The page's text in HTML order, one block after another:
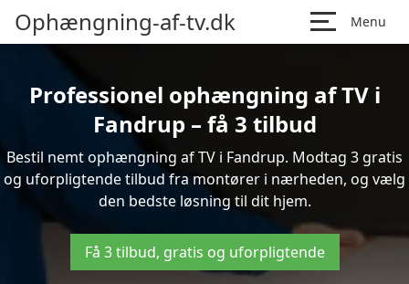
Ophængning-af-tv.dk Menu
Professionel ophængning af TV i
Fandrup – få 3 tilbud
Bestil nemt ophængning af TV i Fandrup. Modtag 3 gratis
og uforpligtende tilbud fra montører i nærheden, og vælg
den bedste løsning til dit hjem.
Få 3 tilbud, gratis og uforpligtende